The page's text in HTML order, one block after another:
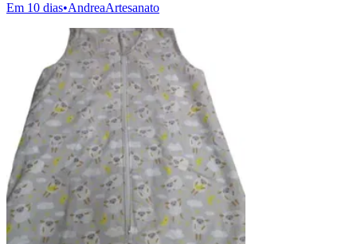
Em 10 dias•AndreaArtesanato